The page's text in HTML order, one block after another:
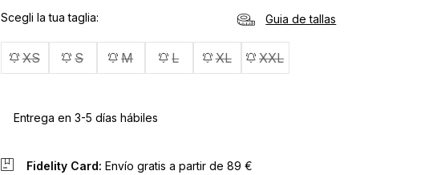
Scegli la tua taglia
XS S M L XL XXL
Guia de tallas
Entrega en 3-5 días hábiles
Fidelity Card: Envío gratis a partir de 89 €